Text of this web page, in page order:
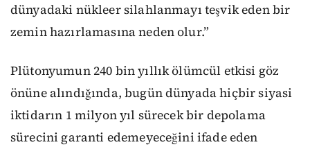
dünyadaki nükleer silahlanmayı teşvik eden bir
zemin hazırlamasına neden olur.”
Plütonyumun 240 bin yıllık ölümcül etkisi göz
önüne alındığında, bugün dünyada hiçbir siyasi
iktidarın 1 milyon yıl sürecek bir depolama
sürecini garanti edemeyeceğini ifade eden